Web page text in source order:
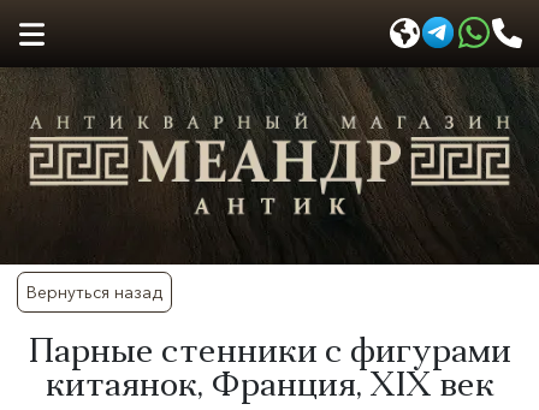
Вернуться назад
​Парные стенники с фигурами
китаянок, Франция, XIX век